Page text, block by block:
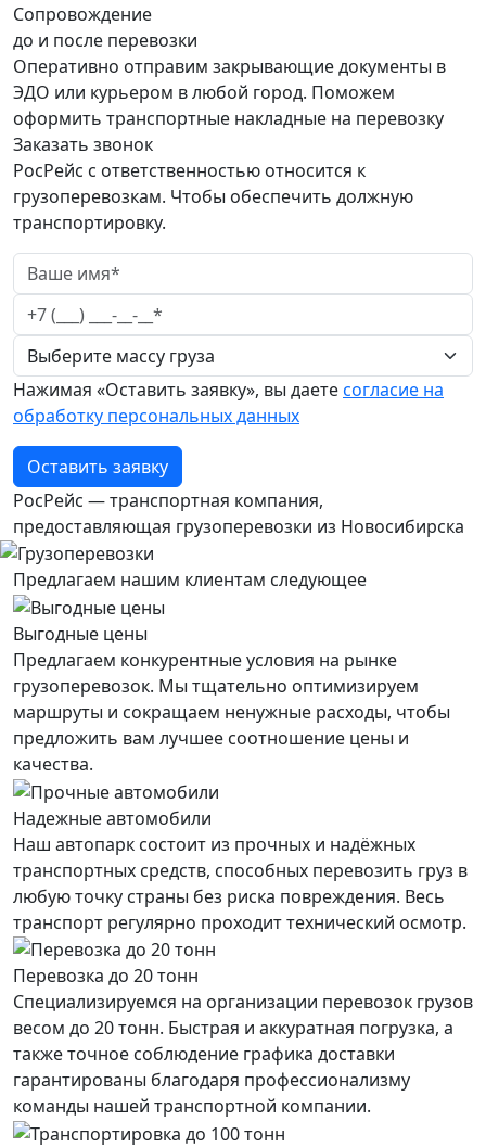
Сопровождение
до и после перевозки
Оперативно отправим закрывающие документы в
ЭДО или курьером в любой город. Поможем
оформить транспортные накладные на перевозку
Заказать звонок
РосРейс с ответственностью относится к
грузоперевозкам. Чтобы обеспечить должную
транспортировку.
Нажимая «Оставить заявку», вы даетесогласие на
обработку персональных данных
Оставить заявку
РосРейс — транспортная компания,
предоставляющая грузоперевозки из Новосибирска
Предлагаем нашим клиентам следующее
Выгодные цены
Предлагаем конкурентные условия на рынке
грузоперевозок. Мы тщательно оптимизируем
маршруты и сокращаем ненужные расходы, чтобы
предложить вам лучшее соотношение цены и
качества.
Надежные автомобили
Наш автопарк состоит из прочных и надёжных
транспортных средств, способных перевозить груз в
любую точку страны без риска повреждения. Весь
транспорт регулярно проходит технический осмотр.
Перевозка до 20 тонн
Специализируемся на организации перевозок грузов
весом до 20 тонн. Быстрая и аккуратная погрузка, а
также точное соблюдение графика доставки
гарантированы благодаря профессионализму
команды нашей транспортной компании.